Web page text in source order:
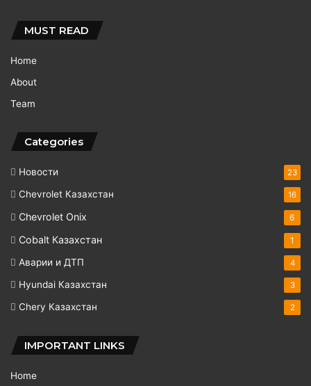
MUST READ
Home
About
Team
Categories
Новости 23
Chevrolet Казахстан 16
Chevrolet Onix 6
Cobalt Казахстан 1
Аварии и ДТП 4
Hyundai Казахстан 3
Chery Казахстан 2
IMPORTANT LINKS
Home